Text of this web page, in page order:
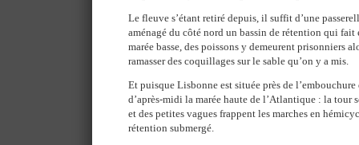
Le fleuve s’étant retiré depuis, il suffit d’une
aménagé du côté nord un bassin de rétention qui fait
marée basse, des poissons y demeurent prisonniers
ramasser des coquillages sur le sable qu’on y a mis.
Et puisque Lisbonne est située près de
d’après-midi la marée haute de l’Atlantique : la tour
et des petites vagues frappent les marches en
rétention submergé.